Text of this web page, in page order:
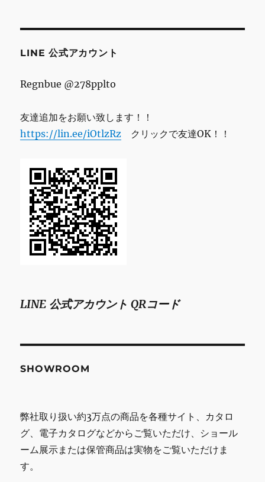
ス
LINE 公式アカウント
Regnbue @278pplto
友達追加をお願い致します！！
https://lin.ee/iOtlzRz クリックで友達OK！！
LINE 公式アカウント QRコード
SHOWROOM
弊社取り扱い約3万点の商品を各種サイト、カタロ
グ、電子カタログなどからご覧いただけ、ショール
ーム展示または保管商品は実物をご覧いただけま
す。